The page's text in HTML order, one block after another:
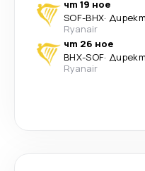
чт 19 ное
SOF-BHX·
Ryanair
чт 26 ное
BHX-SOF·
Ryanair